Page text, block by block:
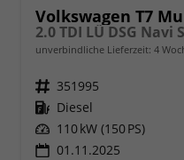
Volkswagen T7
2.0 TDI LÜ DSG
unverbindliche Lieferzeit: 4
Fahrzeugnr. 351995
Kraftstoff Diesel
Leistung 110 kW (150 PS)
01.11.2025